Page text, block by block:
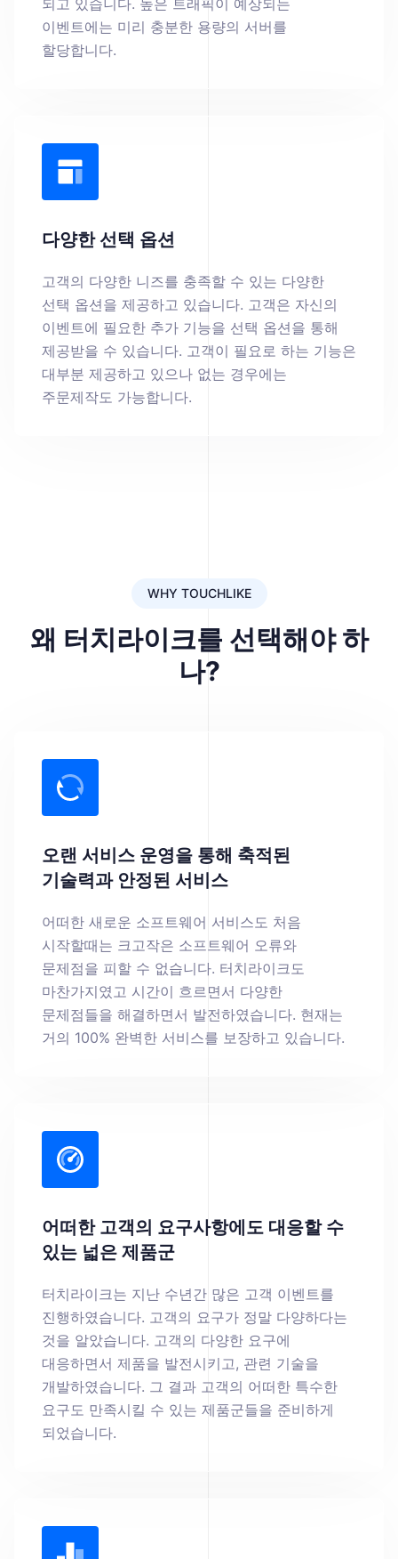
이벤트에는 미리 충분한 용량의 서버를
할당합니다.
다양한 선택 옵션
고객의 다양한 니즈를 충족할 수 있는 다양한
선택 옵션을 제공하고 있습니다. 고객은 자신의
이벤트에 필요한 추가 기능을 선택 옵션을 통해
제공받을 수 있습니다. 고객이 필요로 하는 기능은
대부분 제공하고 있으나 없는 경우에는
주문제작도 가능합니다.
WHY TOUCHLIKE
왜 터치라이크를 선택해야 하
나?
오랜 서비스 운영을 통해 축적된
기술력과 안정된 서비스
어떠한 새로운 소프트웨어 서비스도 처음
시작할때는 크고작은 소프트웨어 오류와
문제점을 피할 수 없습니다. 터치라이크도
마찬가지였고 시간이 흐르면서 다양한
문제점들을 해결하면서 발전하였습니다. 현재는
거의 100% 완벽한 서비스를 보장하고 있습니다.
어떠한 고객의 요구사항에도 대응할 수
있는 넓은 제품군
터치라이크는 지난 수년간 많은 고객 이벤트를
진행하였습니다. 고객의 요구가 정말 다양하다는
것을 알았습니다. 고객의 다양한 요구에
대응하면서 제품을 발전시키고, 관련 기술을
개발하였습니다. 그 결과 고객의 어떠한 특수한
요구도 만족시킬 수 있는 제품군들을 준비하게
되었습니다.